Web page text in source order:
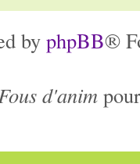
by phpBB®
d'anim